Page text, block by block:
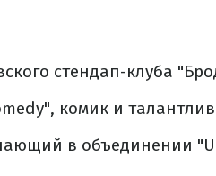
стендап-клуба
комик и
в объединении